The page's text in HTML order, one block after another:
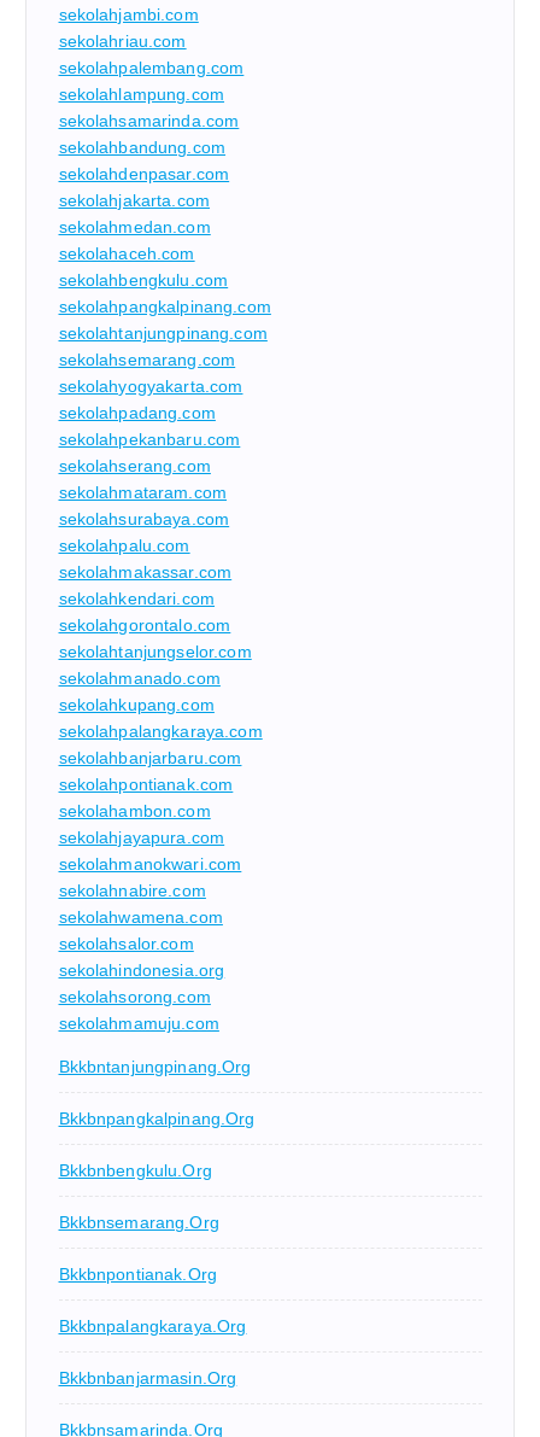
sekolahjambi.com
sekolahriau.com
sekolahpalembang.com
sekolahlampung.com
sekolahsamarinda.com
sekolahbandung.com
sekolahdenpasar.com
sekolahjakarta.com
sekolahmedan.com
sekolahaceh.com
sekolahbengkulu.com
sekolahpangkalpinang.com
sekolahtanjungpinang.com
sekolahsemarang.com
sekolahyogyakarta.com
sekolahpadang.com
sekolahpekanbaru.com
sekolahserang.com
sekolahmataram.com
sekolahsurabaya.com
sekolahpalu.com
sekolahmakassar.com
sekolahkendari.com
sekolahgorontalo.com
sekolahtanjungselor.com
sekolahmanado.com
sekolahkupang.com
sekolahpalangkaraya.com
sekolahbanjarbaru.com
sekolahpontianak.com
sekolahambon.com
sekolahjayapura.com
sekolahmanokwari.com
sekolahnabire.com
sekolahwamena.com
sekolahsalor.com
sekolahindonesia.org
sekolahsorong.com
sekolahmamuju.com
Bkkbntanjungpinang.org
Bkkbnpangkalpinang.org
Bkkbnbengkulu.org
Bkkbnsemarang.org
Bkkbnpontianak.org
Bkkbnpalangkaraya.org
Bkkbnbanjarmasin.org
Bkkbnsamarinda.org